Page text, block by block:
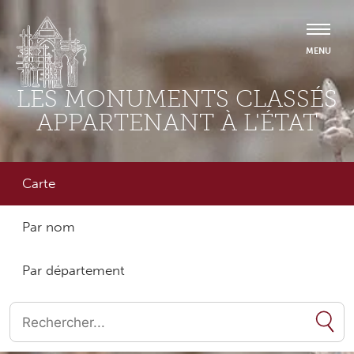
LES MONUMENTS CLASSÉS
APPARTENANT À L'ÉTAT
Carte
Par nom
Par département
Quand les résultats de l'auto-complétion sont disponibles,